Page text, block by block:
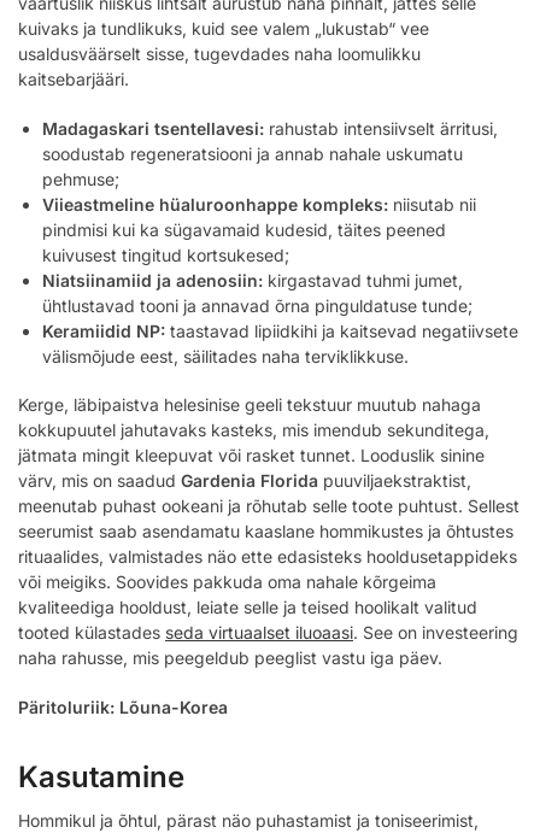
kuivaks ja tundlikuks, kuid see valem „lukustab“ vee
usaldusväärselt sisse, tugevdades naha loomulikku
kaitsebarjääri.
Madagaskari tsentellavesi: rahustab intensiivselt ärritusi,
soodustab regeneratsiooni ja annab nahale uskumatu
pehmuse;
Viieastmeline hüaluroonhappe kompleks: niisutab nii
pindmisi kui ka sügavamaid kudesid, täites peened
kuivusest tingitud kortsukesed;
Niatsiinamiid ja adenosiin: kirgastavad tuhmi jumet,
ühtlustavad tooni ja annavad õrna pinguldatuse tunde;
Keramiidid NP: taastavad lipiidkihi ja kaitsevad negatiivsete
välismõjude eest, säilitades naha terviklikkuse.
Kerge, läbipaistva helesinise geeli tekstuur muutub nahaga
kokkupuutel jahutavaks kasteks, mis imendub sekunditega,
jätmata mingit kleepuvat või rasket tunnet. Looduslik sinine
värv, mis on saadud Gardenia Florida puuviljaekstraktist,
meenutab puhast ookeani ja rõhutab selle toote puhtust. Sellest
seerumist saab asendamatu kaaslane hommikustes ja õhtustes
rituaalides, valmistades näo ette edasisteks hooldusetappideks
või meigiks. Soovides pakkuda oma nahale kõrgeima
kvaliteediga hooldust, leiate selle ja teised hoolikalt valitud
tooted külastades seda virtuaalset iluoaasi. See on investeering
naha rahusse, mis peegeldub peeglist vastu iga päev.
Päritoluriik: Lõuna-Korea
Kasutamine
Hommikul ja õhtul, pärast näo puhastamist ja toniseerimist,